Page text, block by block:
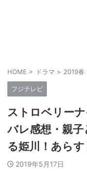
HOME > ドラマ > 2019春
フジテレビ
ストロベリー
バレ感想・親
る姫川！あらす
2019年5月17日